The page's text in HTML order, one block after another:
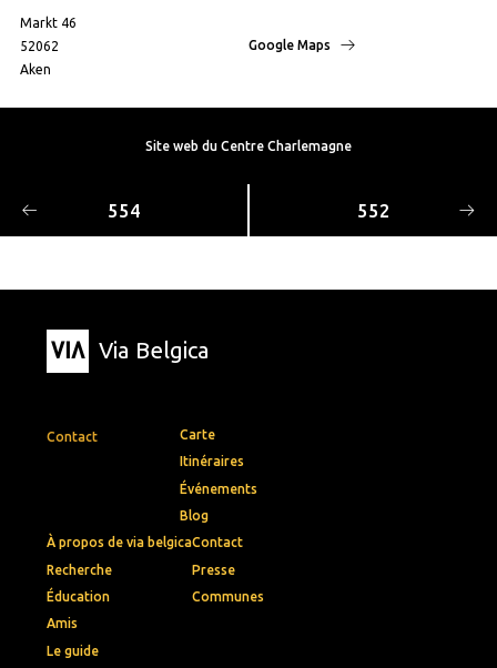
Markt 46
52062
Aken
Google Maps
Site web du Centre Charlemagne
554 552
Via Belgica
Contact
Carte
Itinéraires
Événements
Blog
À propos de via belgica
Recherche
Éducation
Amis
Le guide
Contact
Presse
Communes